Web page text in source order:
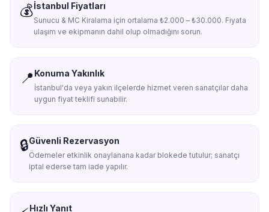
💰İstanbul Fiyatları
Sunucu & MC Kiralama için ortalama ₺2.000 – ₺30.000. Fiyata
ulaşım ve ekipmanın dahil olup olmadığını sorun.
📍 Konuma Yakınlık
İstanbul'da veya yakın ilçelerde hizmet veren sanatçılar daha
uygun fiyat teklifi sunabilir.
🔒Güvenli Rezervasyon
Ödemeler etkinlik onaylanana kadar blokede tutulur; sanatçı
iptal ederse tam iade yapılır.
Hızlı Yanıt